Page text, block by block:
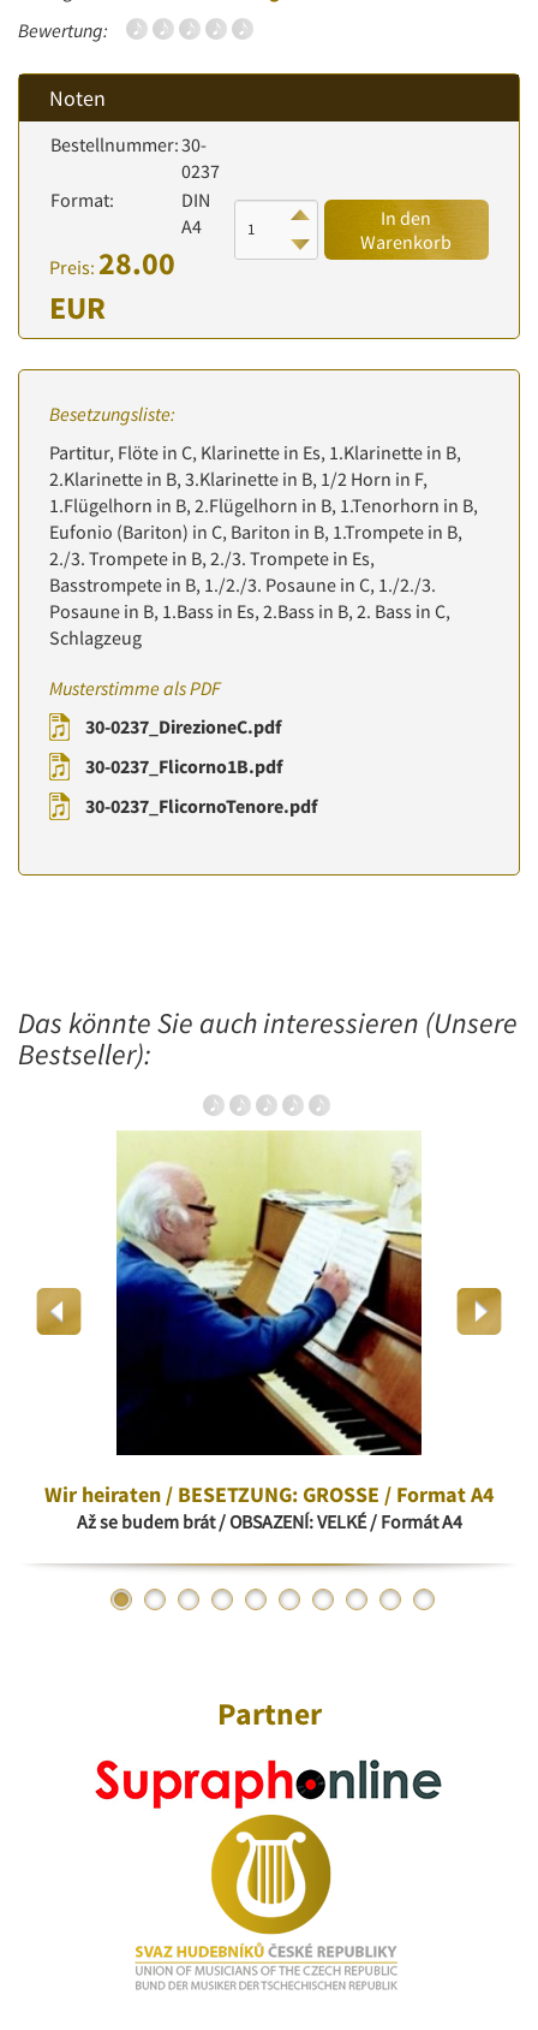
Bewertung:
Noten
Bestellnummer:30-
0237
Format:
DIN
A4
Preis: 28.00
EUR
In den
Warenkorb
Besetzungsliste:
Partitur, Flöte in C, Klarinette in Es, 1.Klarinette in B,
2.Klarinette in B, 3.Klarinette in B, 1/2 Horn in F,
1.Flügelhorn in B, 2.Flügelhorn in B, 1.Tenorhorn in B,
Eufonio (Bariton) in C, Bariton in B, 1.Trompete in B,
2./3. Trompete in B, 2./3. Trompete in Es,
Basstrompete in B, 1./2./3. Posaune in C, 1./2./3.
Posaune in B, 1.Bass in Es, 2.Bass in B, 2. Bass in C,
Schlagzeug
Musterstimme als PDF
30-0237_DirezioneC.pdf
30-0237_Flicorno1B.pdf
30-0237_FlicornoTenore.pdf
Das könnte Sie auch interessieren (Unsere
Bestseller):
Wir heiraten / BESETZUNG: GROSSE / Format A4
Až se budem brát / OBSAZENÍ: VELKÉ / Formát A4
Partner